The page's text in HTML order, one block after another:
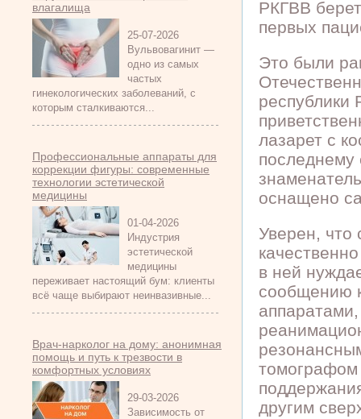
влагалища
25-07-2026
Вульвовагинит —
одно из самых
частых
гинекологических заболеваний, с
которым сталкиваются...
Профессиональные аппараты для
коррекции фигуры: современные
технологии эстетической
медицины
01-04-2026
Индустрия
эстетической
медицины
переживает настоящий бум: клиенты
всё чаще выбирают неинвазивные...
Врач-нарколог на дому: анонимная
помощь и путь к трезвости в
комфортных условиях
29-03-2026
Зависимость от
РКГВВ
первых
Это были
республики
лазарет с
последнему
оснащено
Уверен, что
в ней
сообщению
томографом
другим